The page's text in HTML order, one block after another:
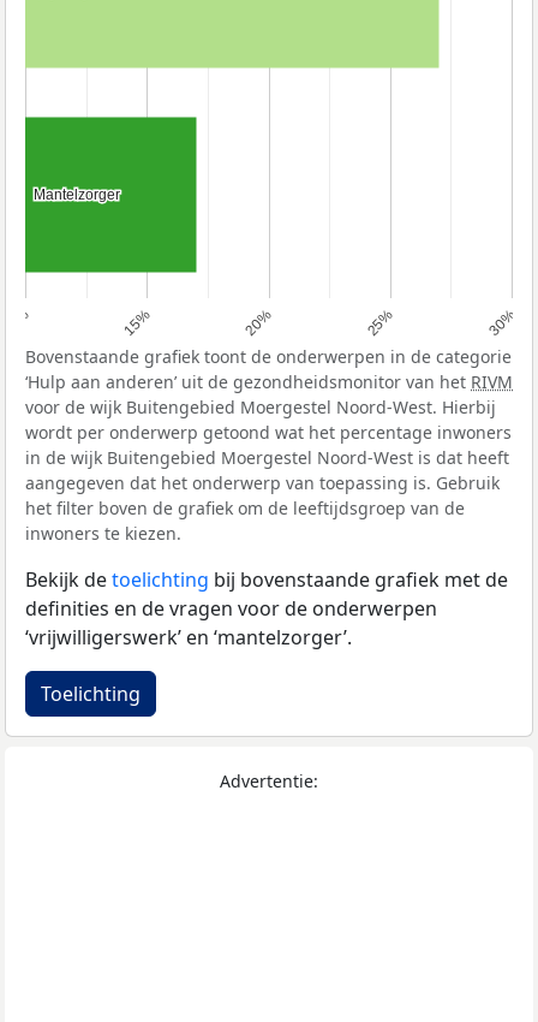
10% 15% 20% 25% 30%
Mantelzorger
Mantelzorger
Bovenstaande grafiek toont de onderwerpen in de categorie
‘Hulp aan anderen’ uit de gezondheidsmonitor van het RIVM
voor de wijk Buitengebied Moergestel Noord-West. Hierbij
wordt per onderwerp getoond wat het percentage inwoners
in de wijk Buitengebied Moergestel Noord-West is dat heeft
aangegeven dat het onderwerp van toepassing is. Gebruik
het filter boven de grafiek om de leeftijdsgroep van de
inwoners te kiezen.
Bekijk detoelichting bij bovenstaande grafiek met de
definities en de vragen voor de onderwerpen
‘vrijwilligerswerk’ en ‘mantelzorger’.
Toelichting
Advertentie: